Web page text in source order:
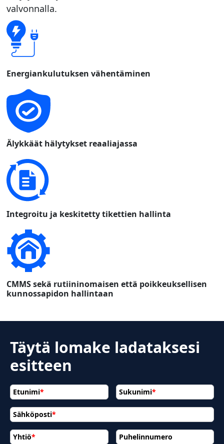
valvonnalla.
Energiankulutuksen vähentäminen
Älykkäät hälytykset reaaliajassa
Integroitu ja keskitetty tikettien hallinta
CMMS sekä rutiininomaisen että poikkeuksellisen
kunnossapidon hallintaan
Täytä lomake ladataksesi
esitteen
Etunimi* Sukunimi*
Yhtiö*
Sähköposti*
Puhelinnumero